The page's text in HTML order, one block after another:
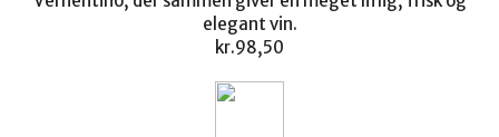
elegant vin.
kr.98,50